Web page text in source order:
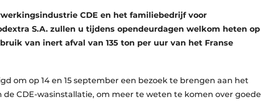
CDE en het familiebedrijf voor
S.A. zullen u tijdens opendeurdagen welkom heten op
van inert afval van 135 ton per uur van het Franse
om op 14 en 15 september een bezoek te brengen aan het
CDE-wasinstallatie, om meer te weten te komen over goede